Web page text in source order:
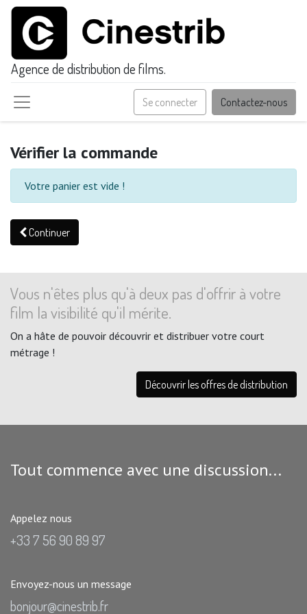
Agence de distribution de films.
Se connecter Contactez-nous
Vérifier la commande
Votre panier est vide !
Continuer
Vous n'êtes plus qu'à deux pas d'offrir à votre
film la visibilité qu'il mérite.
On a hâte de pouvoir découvrir et distribuer votre court
métrage !
Découvrir les offres de distribution
Tout commence avec une discussion...
Appelez nous
+33 7 56 90 89 97
Envoyez-nous un message
bonjour@cinestrib.fr